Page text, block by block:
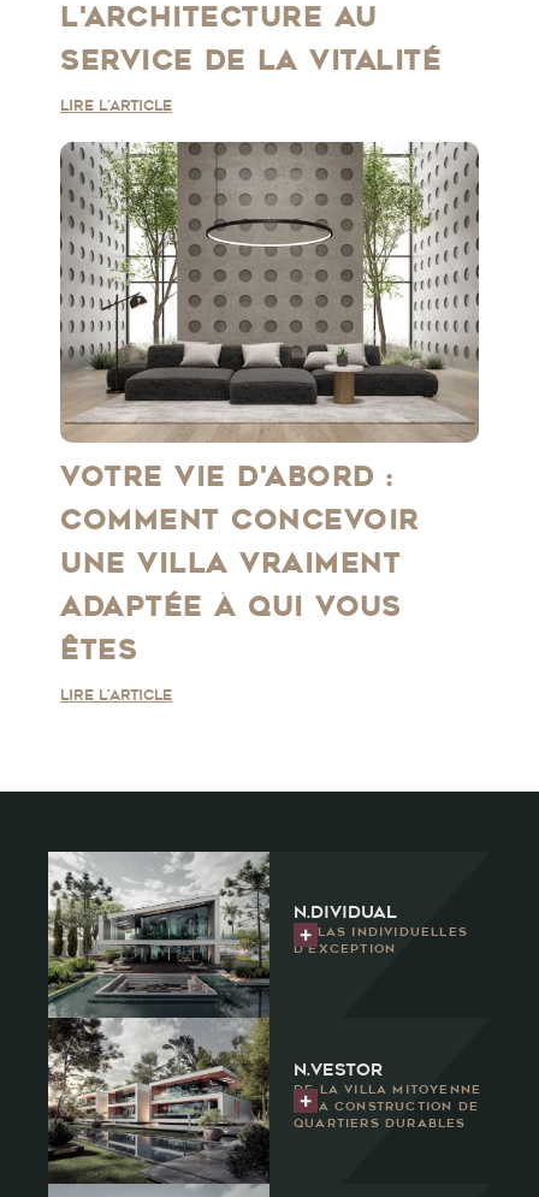
L'ARCHITECTURE AU
SERVICE DE LA VITALITÉ
Lire l'article
VOTRE VIE D'ABORD :
COMMENT CONCEVOIR
UNE VILLA VRAIMENT
ADAPTÉE À QUI VOUS
ÊTES
Lire l'article
n.dividual
Villas individuelles
d'exception
n.vestor
De la villa mitoyenne
à la construction de
quartiers durables